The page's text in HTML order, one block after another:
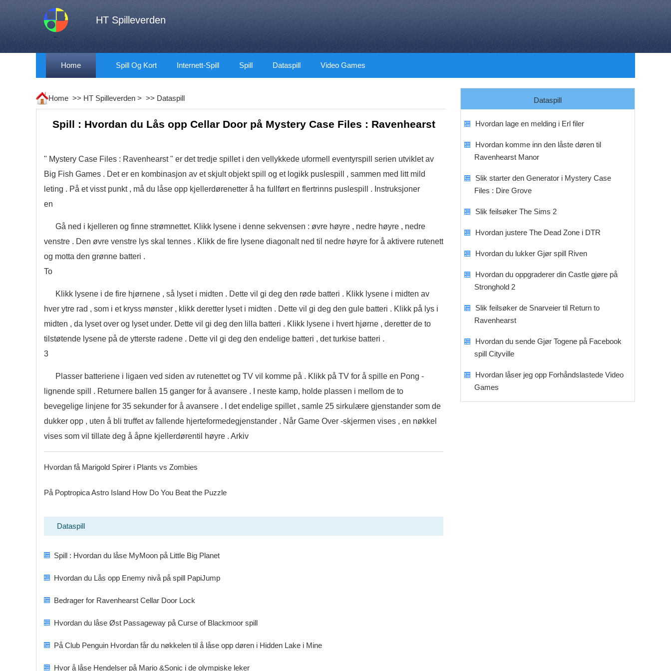
HT Spilleverden
Home Spill Og Kort Internett-Spill Spill Dataspill Video Games
Home >> HT Spilleverden > >> Dataspill
Spill : Hvordan du Lås opp Cellar Door på Mystery Case Files : Ravenhearst
" Mystery Case Files : Ravenhearst " er det tredje spillet i den vellykkede uformell eventyrspill serien utviklet av
Big Fish Games . Det er en kombinasjon av et skjult objekt spill og et logikk puslespill , sammen med litt mild
leting . På et visst punkt , må du låse opp kjellerdørenetter å ha fullført en flertrinns puslespill . Instruksjoner
en
Gå ned i kjelleren og finne strømnettet. Klikk lysene i denne sekvensen : øvre høyre , nedre høyre , nedre
venstre . Den øvre venstre lys skal tennes . Klikk de fire lysene diagonalt ned til nedre høyre for å aktivere rutenett
og motta den grønne batteri .
To
Klikk lysene i de fire hjørnene , så lyset i midten . Dette vil gi deg den røde batteri . Klikk lysene i midten av
hver ytre rad , som i et kryss mønster , klikk deretter lyset i midten . Dette vil gi deg den gule batteri . Klikk på lys i
midten , da lyset over og lyset under. Dette vil gi deg den lilla batteri . Klikk lysene i hvert hjørne , deretter de to
tilstøtende lysene på de ytterste radene . Dette vil gi deg den endelige batteri , det turkise batteri .
3
Plasser batteriene i ligaen ved siden av rutenettet og TV vil komme på . Klikk på TV for å spille en Pong -
lignende spill . Returnere ballen 15 ganger for å avansere . I neste kamp, ​​holde plassen i mellom de to
bevegelige linjene for 35 sekunder for å avansere . I det endelige spillet , samle 25 sirkulære gjenstander som de
dukker opp , uten å bli truffet av fallende hjerteformedegjenstander . Når Game Over -skjermen vises , en nøkkel
vises som vil tillate deg å åpne kjellerdørentil høyre . Arkiv
Hvordan få Marigold Spirer i Plants vs Zombies
På Poptropica Astro Island How Do You Beat the Puzzle
Dataspill
Spill : Hvordan du låse MyMoon på Little Big Planet
Hvordan du Lås opp Enemy nivå på spill PapiJump
Bedrager for Ravenhearst Cellar Door Lock
Hvordan du låse Øst Passageway på Curse of Blackmoor spill
På Club Penguin Hvordan får du nøkkelen til å låse opp døren i Hidden Lake i Mine
Hvor å låse Hendelser på Mario &Sonic i de olympiske leker
Dataspill
Hvordan lage en melding i Erl filer
Hvordan komme inn den låste døren til
Ravenhearst Manor
Slik starter den Generator i Mystery Case
Files : Dire Grove
Slik feilsøker The Sims 2
Hvordan justere The Dead Zone i DTR
Hvordan du lukker Gjør spill Riven
Hvordan du oppgraderer din Castle gjøre på
Stronghold 2
Slik feilsøker de Snarveier til Return to
Ravenhearst
Hvordan du sende Gjør Togene på Facebook
spill Cityville
Hvordan låser jeg opp Forhåndslastede Video
Games